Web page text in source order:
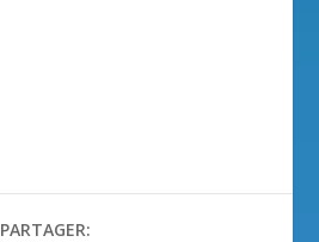
PARTAGER: